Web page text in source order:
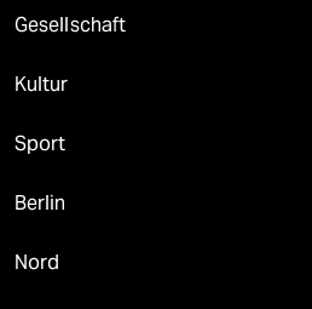
Gesellschaft
Kultur
Sport
Berlin
Nord